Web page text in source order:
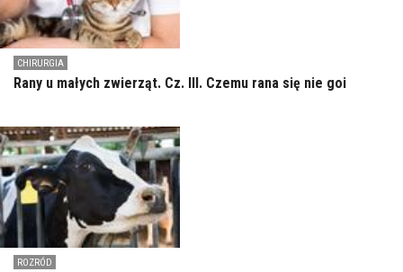
CHIRURGIA
Rany u małych zwierząt. Cz. III. Czemu rana się nie goi
ROZRÓD